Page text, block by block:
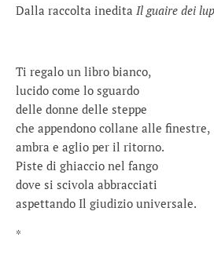
Dalla raccolta inedita Il guaire dei
Ti regalo un libro bianco,
lucido come lo sguardo
delle donne delle steppe
che appendono collane alle finestre,
ambra e aglio per il ritorno.
Piste di ghiaccio nel fango
dove si scivola abbracciati
aspettando Il giudizio universale.
*